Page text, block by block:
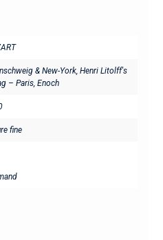
& New-York, Henri Litolff's
– Paris, Enoch
fine